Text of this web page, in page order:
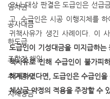
임차권
공사대금
하도급
조합장 해임
추가공사
지체상금
으나 대상 판결은 도급인은 선급
고, 수급인은 시공 이행지체를 하
도급인이 기성대금을 미지급하는
책사유로 인해 수급인이 불가피
해제하였다면, 도급인은 수급인을
체상금 약정의 적용을 주장할 수